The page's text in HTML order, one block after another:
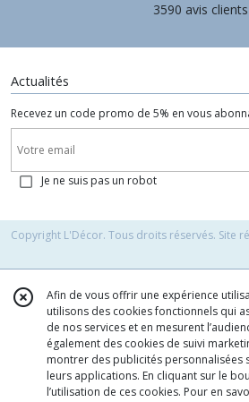
3590 avis clients
Actualités
Recevez un code promo de 5% en vous
Je ne suis pas un robot
Copyright L'Décor. Tous droits réservés. Site
Afin de vous offrir une expérience
utilisons des cookies fonctionnels qui
de nos services et en mesurent
également des cookies de suivi
montrer des publicités personnalisées
leurs applications. En cliquant sur le
l’utilisation de ces cookies. Pour en